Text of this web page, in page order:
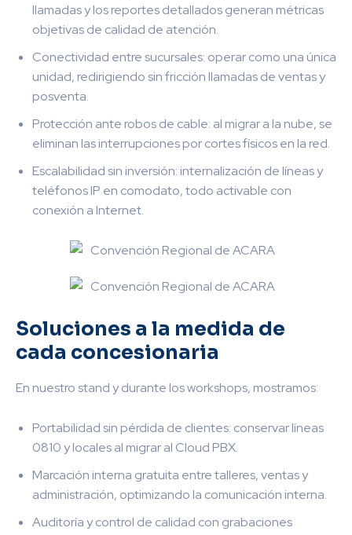
llamadas y los reportes detallados generan métricas
objetivas de calidad de atención.
Conectividad entre sucursales: operar como una única
unidad, redirigiendo sin fricción llamadas de ventas y
posventa.
Protección ante robos de cable: al migrar a la nube, se
eliminan las interrupciones por cortes físicos en la red.
Escalabilidad sin inversión: internalización de líneas y
teléfonos IP en comodato, todo activable con
conexión a Internet.
Soluciones a la medida de
cada concesionaria
En nuestro stand y durante los workshops, mostramos:
Portabilidad sin pérdida de clientes: conservar líneas
0810 y locales al migrar al Cloud PBX.
Marcación interna gratuita entre talleres, ventas y
administración, optimizando la comunicación interna.
Auditoría y control de calidad con grabaciones